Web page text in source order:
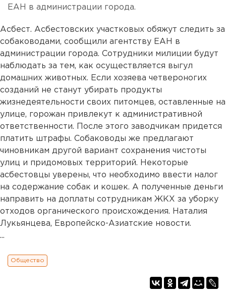
ЕАН в администрации города.
Асбест. Асбестовских участковых обяжут следить за
собаководами, сообщили агентству ЕАН в
администрации города. Сотрудники милиции будут
наблюдать за тем, как осуществляется выгул
домашних животных. Если хозяева четвероногих
созданий не станут убирать продукты
жизнедеятельности своих питомцев, оставленные на
улице, горожан привлекут к административной
ответственности. После этого заводчикам придется
платить штрафы. Собаководы же предлагают
чиновникам другой вариант сохранения чистоты
улиц и придомовых территорий. Некоторые
асбестовцы уверены, что необходимо ввести налог
на содержание собак и кошек. А полученные деньги
направить на доплаты сотрудникам ЖКХ за уборку
отходов органического происхождения. Наталия
Лукьянцева, Европейско-Азиатские новости.
...
Общество